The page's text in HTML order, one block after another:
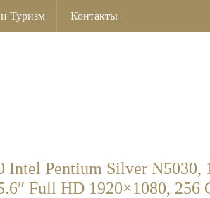
Туризм Контакты
Intel Pentium Silver
Full HD 1920×1080, 256